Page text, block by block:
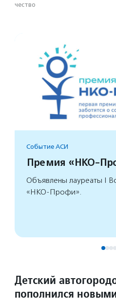
чест­во
Событие АСИ
Премия «НКО-
Объявлены лауреаты I
«НКО-Профи».
Детский
пополнился